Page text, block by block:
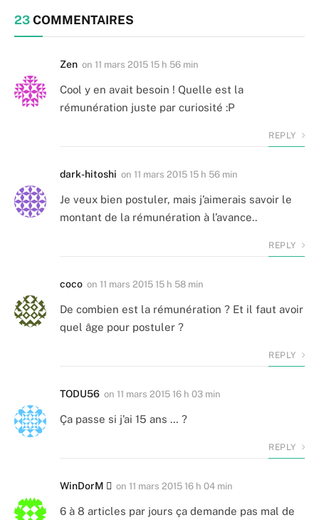
23 COMMENTAIRES
Zen on 11 mars 2015 15 h 56 min
Cool y en avait besoin ! Quelle est la
rémunération juste par curiosité :P
REPLY
dark-hitoshi on 11 mars 2015 15 h 56 min
Je veux bien postuler, mais j’aimerais savoir le
montant de la rémunération à l’avance..
REPLY
coco on 11 mars 2015 15 h 58 min
De combien est la rémunération ? Et il faut avoir
quel âge pour postuler ?
REPLY
TODU56 on 11 mars 2015 16 h 03 min
Ça passe si j’ai 15 ans … ?
REPLY
WinDorM  on 11 mars 2015 16 h 04 min
6 à 8 articles par jours ça demande pas mal de